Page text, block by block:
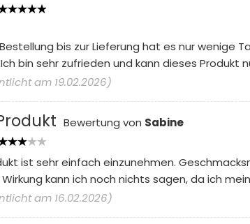
bis zur Lieferung hat es nur wenige
bin sehr zufrieden und kann dieses Produkt
am 19.02.2026)
Bewertung von Sabine
ist sehr einfach einzunehmen.
kann ich noch nichts sagen, da ich
am 16.02.2026)